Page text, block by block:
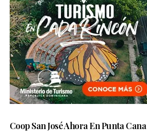
Coop San José Ahora En Punta Cana